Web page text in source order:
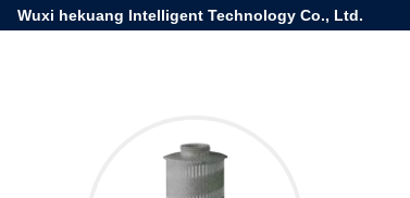
Wuxi hekuang Intelligent Technology Co., Ltd.